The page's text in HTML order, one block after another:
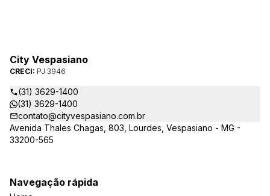
City Vespasiano
CRECI: PJ 3946
(31) 3629-1400
(31) 3629-1400
contato@cityvespasiano.com.br
Avenida Thales Chagas, 803, Lourdes, Vespasiano - MG -
33200-565
Navegação rápida